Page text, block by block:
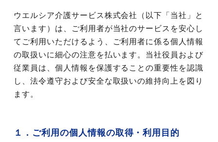
ウエルシア介護サービス株式会社（以下「当社」と
言います）は、ご利用者が当社のサービスを安心し
てご利用いただけるよう、ご利用者に係る個人情報
の取扱いに細心の注意を払います。当社役員および
従業員は、個人情報を保護することの重要性を認識
し、法令遵守および安全な取扱いの維持向上を図り
ます。
１．ご利用の個人情報の取得・利用目的